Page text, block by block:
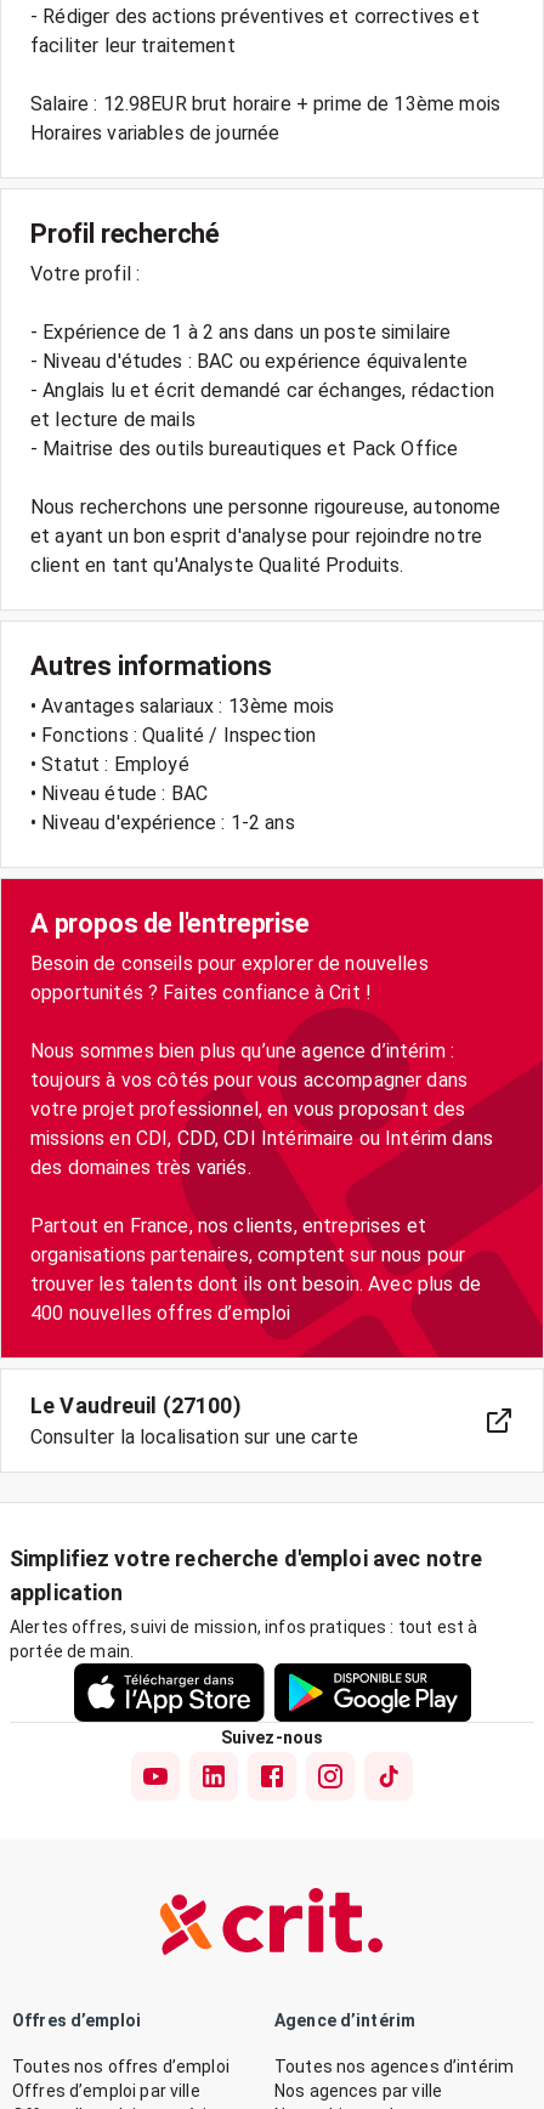
- Rédiger des actions préventives et correctives et
faciliter leur traitement
Salaire : 12.98EUR brut horaire + prime de 13ème mois
Profil recherché
Votre profil :
- Expérience de 1 à 2 ans dans un poste similaire
- Niveau d'études : BAC ou expérience équivalente
- Anglais lu et écrit demandé car échanges, rédaction
et lecture de mails
- Maitrise des outils bureautiques et Pack Office
Nous recherchons une personne rigoureuse, autonome
et ayant un bon esprit d'analyse pour rejoindre notre
Autres informations
• Avantages salariaux : 13ème mois
• Fonctions : Qualité / Inspection
• Statut : Employé
• Niveau étude : BAC
• Niveau d'expérience : 1-2 ans
A propos de l'entreprise
Besoin de conseils pour explorer de nouvelles
opportunités ? Faites confiance à Crit !
Nous sommes bien plus qu’une agence d’intérim :
toujours à vos côtés pour vous accompagner dans
votre projet professionnel, en vous proposant des
missions en CDI, CDD, CDI Intérimaire ou Intérim dans
des domaines très variés.
Partout en France, nos clients, entreprises et
organisations partenaires, comptent sur nous pour
trouver les talents dont ils ont besoin. Avec plus de
400 nouvelles offres d’emploi
Le Vaudreuil (27100)
Consulter la localisation sur une carte
Simplifiez votre recherche d'emploi avec notre
application
Alertes offres, suivi de mission, infos pratiques : tout est à
portée de main.
Suivez-nous
Offres d’emploi
Toutes nos offres d’emploi
Offres d’emploi par ville
Agence d’intérim
Toutes nos agences d’intérim
Nos agences par ville